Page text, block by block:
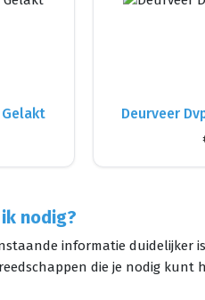
Gelakt
Deurveer
nodig?
informatie duidelijker
die je nodig kunt